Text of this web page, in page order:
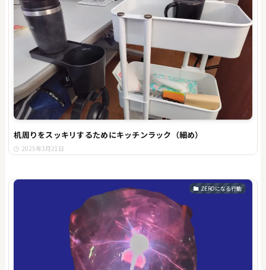
机周りをスッキリするためにキッチンラック（細め）
2025年3月21日
ZEROになる行動